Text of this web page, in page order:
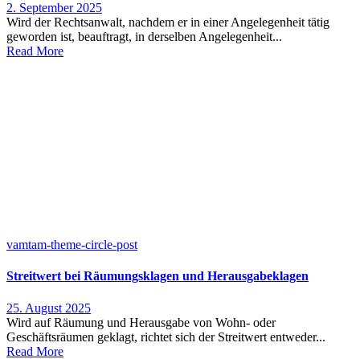
2. September 2025
Wird der Rechtsanwalt, nachdem er in einer Angelegenheit tätig
geworden ist, beauftragt, in derselben Angelegenheit...
Read More
vamtam-theme-circle-post
Streitwert bei Räumungsklagen und Herausgabeklagen
25. August 2025
Wird auf Räumung und Herausgabe von Wohn- oder
Geschäftsräumen geklagt, richtet sich der Streitwert entweder...
Read More